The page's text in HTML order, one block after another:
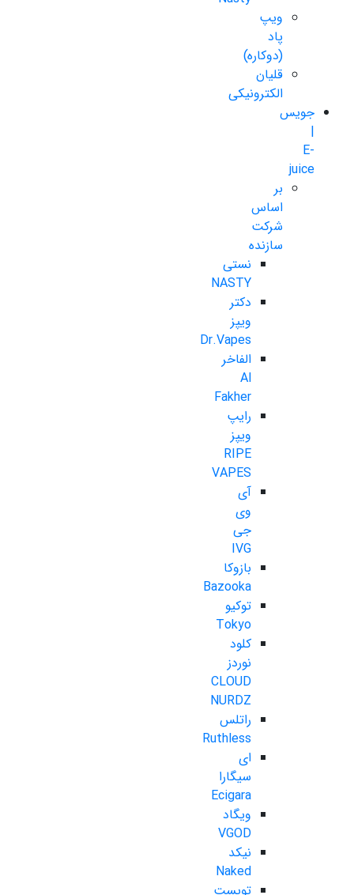
ویپ
پاد
(دوکاره)
قلیان
الکترونیکی
جویس
|
E-
juice
بر
اساس
شرکت
سازنده
نستی
NASTY
دکتر
ویپز
Dr.Vapes
الفاخر
Al
Fakher
رایپ
ویپز
RIPE
VAPES
آی
وی
جی
IVG
بازوکا
Bazooka
توکیو
Tokyo
کلود
نوردز
CLOUD
NURDZ
راتلس
Ruthless
ای
سیگارا
Ecigara
ویگاد
VGOD
نیکد
Naked
تویست